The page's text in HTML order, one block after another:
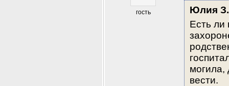
гость
Юлия З.
Есть ли
могила,
вести.